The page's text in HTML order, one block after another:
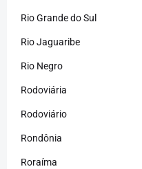
Rio Grande do Sul
Rio Jaguaribe
Rio Negro
Rodoviária
Rodoviário
Rondônia
Roraíma